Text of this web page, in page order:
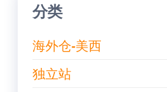
分类
海外仓-美西
独立站